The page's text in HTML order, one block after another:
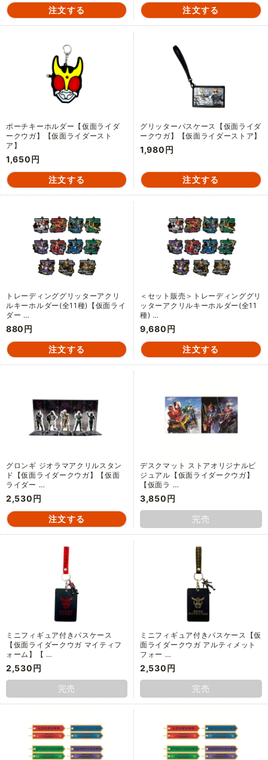
ポーチキーホルダー【仮面ライダ
ークウガ】【仮面ライダースト
ア】
1,650円
グリッターパスケース【仮面ライダ
ークウガ】【仮面ライダーストア】
1,980円
トレーディンググリッターアクリ
ルキーホルダー(全11種)【仮面ライ
ダー …
880円
＜セット販売＞トレーディンググリ
ッターアクリルキーホルダー(全11
種) …
9,680円
グロンギ ジオラマアクリルスタン
ド【仮面ライダークウガ】【仮面
ライダー …
2,530円
デスクマット ストアオリジナルビ
ジュアル【仮面ライダークウガ】
【仮面ラ …
3,850円
完売
ミニフィギュア付きパスケース
【仮面ライダークウガ マイティフ
ォーム】【 …
2,530円
完売
ミニフィギュア付きパスケース【仮
面ライダークウガ アルティメット
フォー …
2,530円
完売